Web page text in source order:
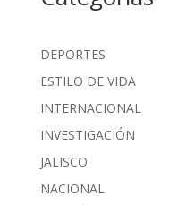
DEPORTES
ESTILO DE VIDA
INTERNACIONAL
INVESTIGACIÓN
JALISCO
NACIONAL